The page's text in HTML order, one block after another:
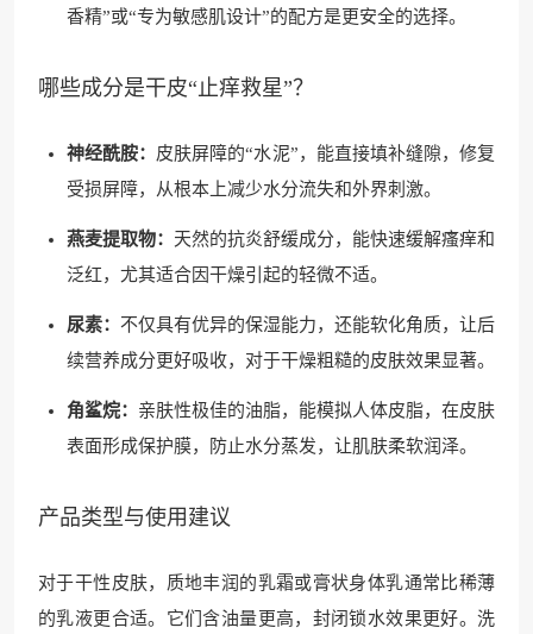
香精”或“专为敏感肌设计”的配方是更安全的选择。
哪些成分是干皮“止痒救星”？
神经酰胺： 皮肤屏障的“水泥”，能直接填补缝隙，修复
受损屏障，从根本上减少水分流失和外界刺激。
燕麦提取物： 天然的抗炎舒缓成分，能快速缓解瘙痒和
泛红，尤其适合因干燥引起的轻微不适。
尿素： 不仅具有优异的保湿能力，还能软化角质，让后
续营养成分更好吸收，对于干燥粗糙的皮肤效果显著。
角鲨烷： 亲肤性极佳的油脂，能模拟人体皮脂，在皮肤
表面形成保护膜，防止水分蒸发，让肌肤柔软润泽。
产品类型与使用建议
对于干性皮肤，质地丰润的乳霜或膏状身体乳通常比稀薄
的乳液更合适。它们含油量更高，封闭锁水效果更好。洗